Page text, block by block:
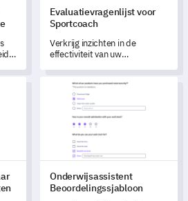
Evaluatievragenlijst voor
Sportcoach
Verkrijg inzichten in de
effectiviteit van uw
uitgebreide sjabloon,
ontworpen om prestaties,
methoden en verbeterpunten
te evalueren.
de Prestatie van Docenten Sjabloon
Onderwijsassistent
Onderwijsassistent
Beoordelingssjabloon